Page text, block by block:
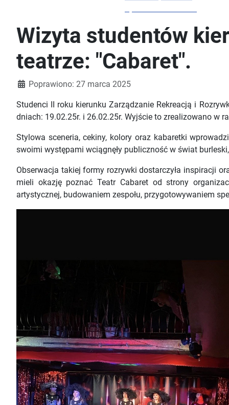
Wizyta studentów
teatrze: "Cabaret".
Szczegóły
Poprawiono: 27 marca 2025
Studenci II roku kierunku Zarządzanie Rekreacją i
dniach: 19.02.25r. i 26.02.25r. Wyjście to zrealizowano w
Stylowa sceneria, cekiny, kolory oraz kabaretki
swoimi występami wciągnęły publiczność w świat
Obserwacja takiej formy rozrywki dostarczyła inspiracji
mieli okazję poznać Teatr Cabaret od strony
artystycznej, budowaniem zespołu, przygotowywaniem